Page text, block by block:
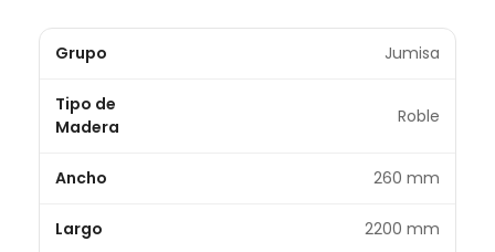
Grupo Jumisa
Tipo de
Madera
Roble
Ancho 260 mm
Largo 2200 mm